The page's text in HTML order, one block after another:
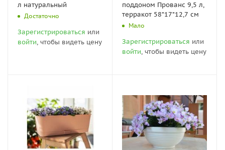
л натуральный
Достаточно
Зарегистрироваться или
войти, чтобы видеть цену
поддоном Прованс 9,5 л,
терракот 58*17*12,7 см
Мало
Зарегистрироваться или
войти, чтобы видеть цену